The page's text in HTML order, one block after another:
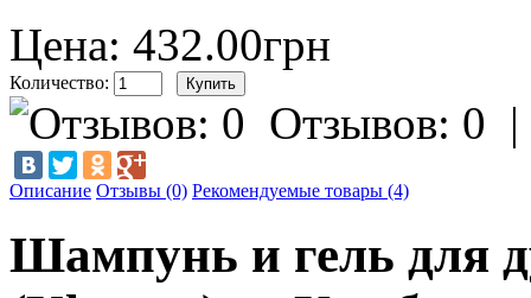
Цена: 432.00грн
Количество:
Отзывов: 0
Описание Отзывы (0) Рекомендуемые товары (4)
Шампунь и гель для